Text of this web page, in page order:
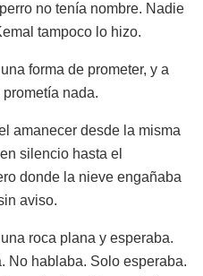
no tenía nombre. Nadie
tampoco lo hizo.
forma de prometer, y a
nada.
amanecer desde la misma
silencio hasta el
donde la nieve engañaba
aviso.
roca plana y esperaba.
No hablaba. Solo esperaba.